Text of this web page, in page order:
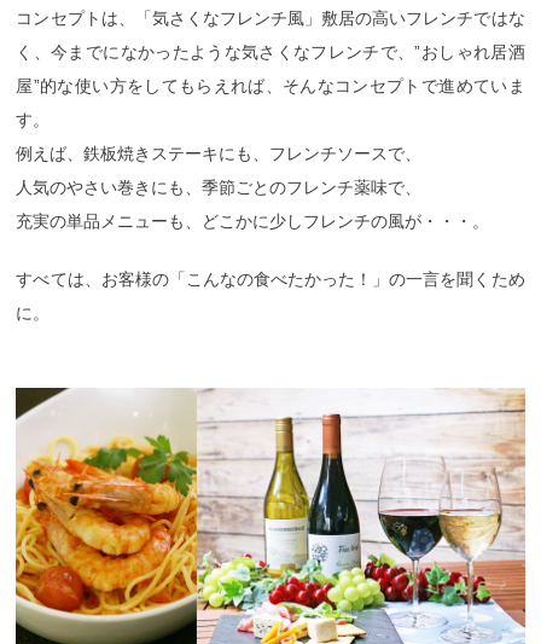
コンセプトは、「気さくなフレンチ風」敷居の高いフレンチではな
く、今までになかったような気さくなフレンチで、”おしゃれ居酒
屋”的な使い方をしてもらえれば、そんなコンセプトで進めていま
す。
例えば、鉄板焼きステーキにも、フレンチソースで、
人気のやさい巻きにも、季節ごとのフレンチ薬味で、
充実の単品メニューも、どこかに少しフレンチの風が・・・。
すべては、お客様の「こんなの食べたかった！」の一言を聞くため
に。